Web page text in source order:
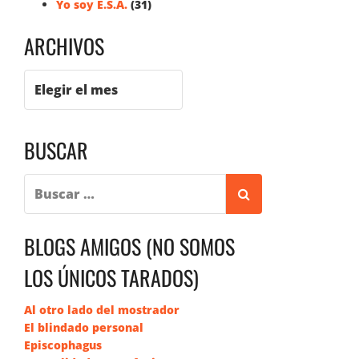
Yo soy E.S.A. (31)
ARCHIVOS
BUSCAR
BLOGS AMIGOS (NO SOMOS
LOS ÚNICOS TARADOS)
Al otro lado del mostrador
El blindado personal
Episcophagus